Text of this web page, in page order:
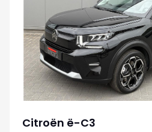
Citroën ë-C3